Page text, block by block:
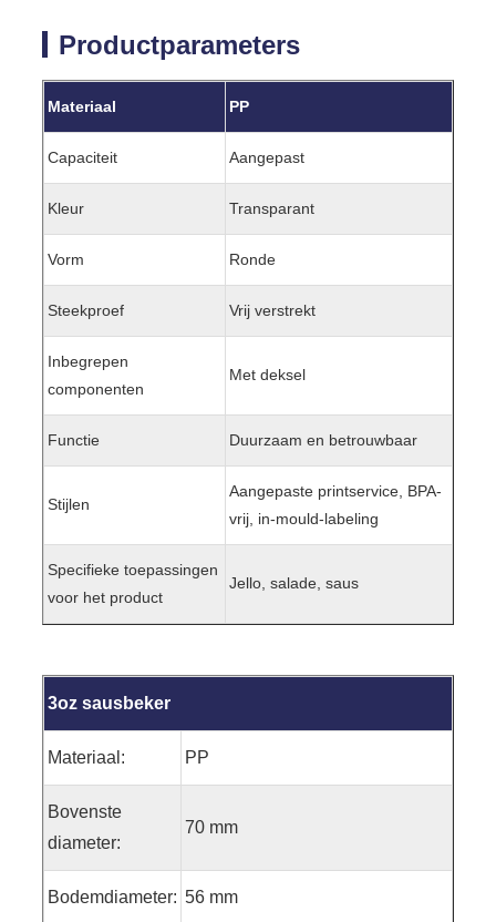
Productparameters
Materiaal PP
Capaciteit Aangepast
Kleur Transparant
Vorm Ronde
Steekproef Vrij verstrekt
Inbegrepen
componenten
Met deksel
Functie Duurzaam en betrouwbaar
Stijlen
Aangepaste printservice, BPA-
vrij, in-mould-labeling
Specifieke toepassingen
voor het product
Jello, salade, saus
3oz sausbeker
Materiaal: PP
Bovenste
diameter:
70 mm
Bodemdiameter: 56 mm